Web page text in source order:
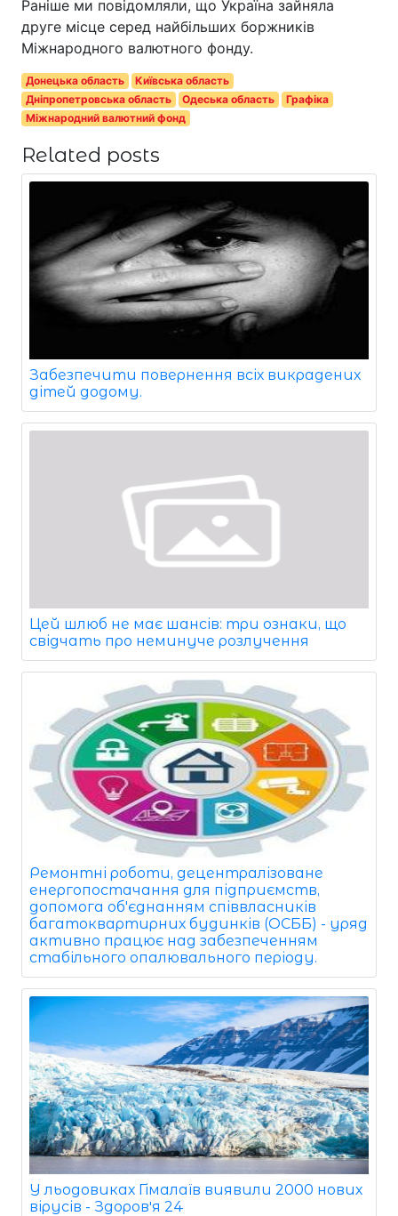
Раніше ми повідомляли, що Україна зайняла
друге місце серед найбільших боржників
Міжнародного валютного фонду.
Донецька область
Київська область
Дніпропетровська область
Одеська область
Графіка
Міжнародний валютний фонд
Related posts
Забезпечити повернення всіх викрадених
дітей додому.
Цей шлюб не має шансів: три ознаки, що
свідчать про неминуче розлучення
Ремонтні роботи, децентралізоване
енергопостачання для підприємств,
допомога об'єднанням співвласників
багатоквартирних будинків (ОСББ) - уряд
активно працює над забезпеченням
стабільного опалювального періоду.
У льодовиках Гімалаїв виявили 2000 нових
вірусів - Здоровʼя 24